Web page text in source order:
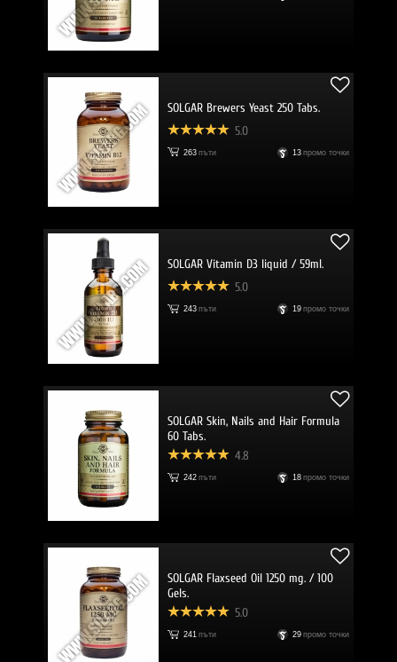
SOLGAR Brewers Yeast 250 Tabs.
5.0
263 пъти 13 промо точки
SOLGAR Vitamin D3 liquid / 59ml.
5.0
243 пъти 19 промо точки
SOLGAR Skin, Nails and Hair Formula
60 Tabs.
4.8
242 пъти 18 промо точки
SOLGAR Flaxseed Oil 1250 mg. / 100
Gels.
5.0
241 пъти 29 промо точки